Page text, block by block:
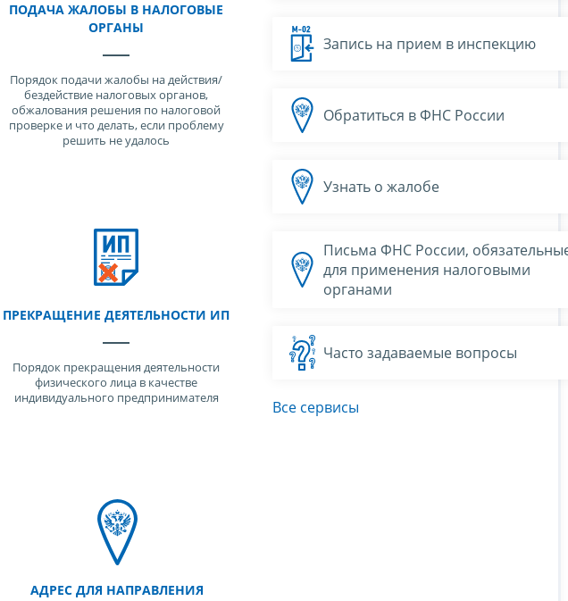
ПОДАЧА ЖАЛОБЫ В НАЛОГОВЫЕ
ОРГАНЫ
Порядок подачи жалобы на действия/
бездействие налоговых органов,
обжалования решения по налоговой
проверке и что делать, если проблему
решить не удалось
ПРЕКРАЩЕНИЕ ДЕЯТЕЛЬНОСТИ ИП
Порядок прекращения деятельности
физического лица в качестве
индивидуального предпринимателя
АДРЕС ДЛЯ НАПРАВЛЕНИЯ
Запись на прием в инспекцию
Обратиться в ФНС России
Узнать о жалобе
Письма ФНС России,
для применения налоговыми
органами
Часто задаваемые вопросы
Все сервисы